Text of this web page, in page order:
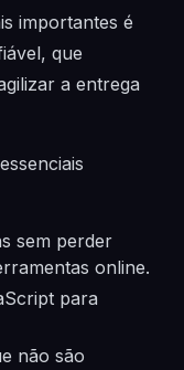
importantes é
que
a entrega
sem perder
online.
para
não são